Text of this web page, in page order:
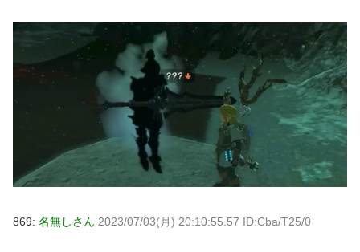
869: 名無しさん 2023/07/03(月) 20:10:55.57 ID:Cba/T25/0